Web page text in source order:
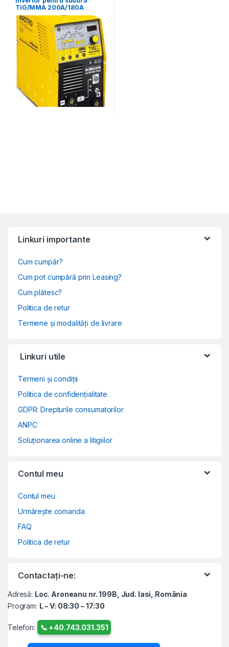
TIG/MMA 200A/180A
MASTROTIG216AC/DC
Linkuri importante
Cum cumpăr?
Cum pot cumpără prin Leasing?
Cum plătesc?
Politica de retur
Termene și modalități de livrare
Linkuri utile
Termeni și condiții
Politica de confidențialitate
GDPR: Drepturile consumatorilor
ANPC
Soluționarea online a litigiilor
Contul meu
Contul meu
Urmărește comanda
FAQ
Politica de retur
Contactați-ne:
Adresă: Loc. Aroneanu nr. 199B, Jud. Iasi, România
Program: L – V: 08:30 – 17:30
Telefon: 📞 +40.743.031.351